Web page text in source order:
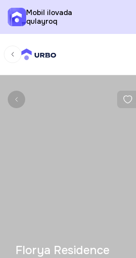
Mobil ilovada
qulayroq
Florya Residence